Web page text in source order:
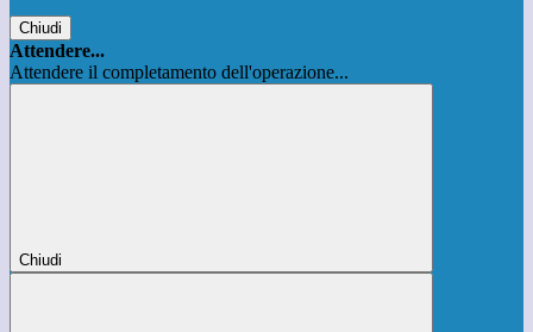
Chiudi
Attendere...
Attendere il completamento dell'operazione...
Chiudi